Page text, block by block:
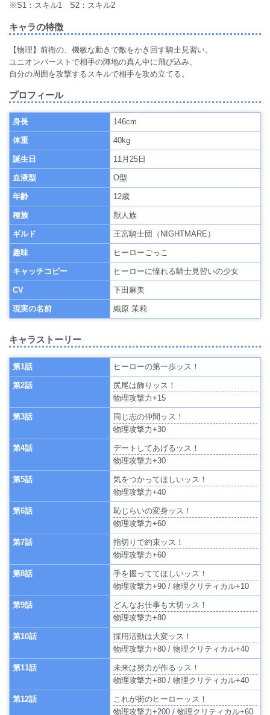
※S1：スキル1 S2：スキル2
キャラの特徴
【物理】前衛の、機敏な動きで敵をかき回す騎士見習い。
ユニオンバーストで相手の陣地の真ん中に飛び込み、
自分の周囲を攻撃するスキルで相手を攻め立てる。
プロフィール
身長 146cm
体重 40kg
誕生日 11月25日
血液型 O型
年齢 12歳
種族 獣人族
ギルド 王宮騎士団（NIGHTMARE）
趣味 ヒーローごっこ
キャッチコピー ヒーローに憧れる騎士見習いの少女
CV 下田麻美
現実の名前 織原 茉莉
キャラストーリー
第1話 ヒーローの第一歩ッス！
第2話
尻尾は飾りッス！
物理攻撃力+15
第3話
同じ志の仲間ッス！
物理攻撃力+30
第4話
デートしてあげるッス！
物理攻撃力+30
第5話
気をつかってほしいッス！
物理攻撃力+40
第6話
恥じらいの変身ッス！
物理攻撃力+60
第7話
指切りで約束ッス！
物理攻撃力+60
第8話
手を握っててほしいッス！
物理攻撃力+90 / 物理クリティカル+10
第9話
どんなお仕事も大切ッス！
物理攻撃力+80
第10話
採用活動は大変ッス！
物理攻撃力+80 / 物理クリティカル+40
第11話
未来は努力が作るッス！
物理攻撃力+80 / 物理クリティカル+40
第12話
これが街のヒーローッス！
物理攻撃力+200 / 物理クリティカル+60